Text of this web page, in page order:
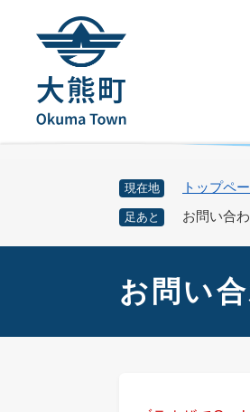
現在地 トップペ
足あと お問い合
お問い